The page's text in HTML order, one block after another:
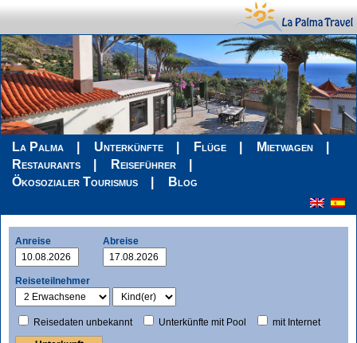
La Palma Unterkünfte Flüge
Mietwagen
Restaurants
Reiseführer
Ökosozialer Tourismus
Blog
Anreise Abreise
Reiseteilnehmer
Reisedaten unbekannt Unterkünfte mit Pool mit Internet